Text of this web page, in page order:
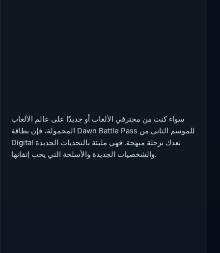
سواء كنت من محترفي الألعاب أو جديدًا على عالم الألعاب
المحمولة، فإن بطاقة Dawn Battle Pass للموسم الثاني من
Digital تعدك برحلة مبهجة. فهي مليئة بالتحديات الجديدة
والشخصيات الجديدة والأسلحة التي يجب إتقانها.